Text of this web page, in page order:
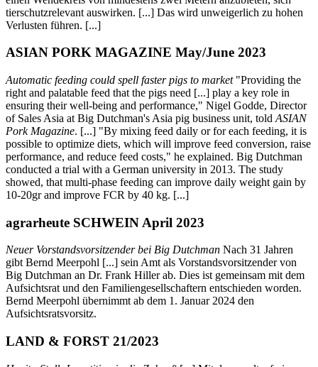
tierschutzrelevant auswirken. [...] Das wird unweigerlich zu hohen
Verlusten führen. [...]
ASIAN PORK MAGAZINE May/June 2023
Automatic feeding could spell faster pigs to market"Providing the
right and palatable feed that the pigs need [...] play a key role in
ensuring their well-being and performance," Nigel Godde, Director
of Sales Asia at Big Dutchman's Asia pig business unit, told ASIAN
Pork Magazine. [...] "By mixing feed daily or for each feeding, it is
possible to optimize diets, which will improve feed conversion, raise
performance, and reduce feed costs," he explained. Big Dutchman
conducted a trial with a German university in 2013. The study
showed, that multi-phase feeding can improve daily weight gain by
10-20gr and improve FCR by 40 kg. [...]
agrarheute SCHWEIN April 2023
Neuer Vorstandsvorsitzender bei Big Dutchman Nach 31 Jahren
gibt Bernd Meerpohl [...] sein Amt als Vorstandsvorsitzender von
Big Dutchman an Dr. Frank Hiller ab. Dies ist gemeinsam mit dem
Aufsichtsrat und den Familiengesellschaftern entschieden worden.
Bernd Meerpohl übernimmt ab dem 1. Januar 2024 den
Aufsichtsratsvorsitz.
LAND & FORST 21/2023